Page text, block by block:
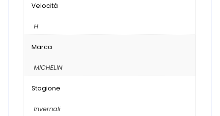
Velocità
H
Marca
MICHELIN
Stagione
Invernali